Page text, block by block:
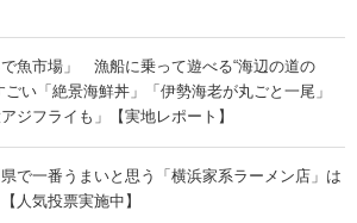
で魚市場」 漁船に乗って遊べる“海辺の道の
ごい「絶景海鮮丼」「伊勢海老が丸ごと一尾」
アジフライも」【実地レポート】
で一番うまいと思う「横浜家系ラーメン店」は
人気投票実施中】